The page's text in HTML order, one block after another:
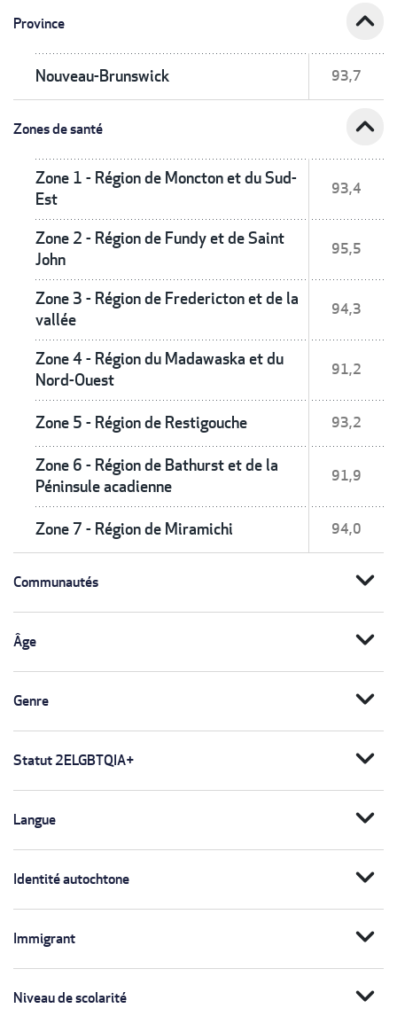
Province expand_less
Nouveau-Brunswick 93,7
Zones de santé expand_less
Zone 1 - Région de Moncton et du Sud-
Est
93,4
Zone 2 - Région de Fundy et de Saint
John
95,5
Zone 3 - Région de Fredericton et de la
vallée
94,3
Zone 4 - Région du Madawaska et du
Nord-Ouest
91,2
Zone 5 - Région de Restigouche 93,2
Zone 6 - Région de Bathurst et de la
Péninsule acadienne
91,9
Zone 7 - Région de Miramichi 94,0
Communautés expand_more
Âge expand_more
Genre expand_more
Statut 2ELGBTQIA+ expand_more
Langue expand_more
Identité autochtone expand_more
Immigrant expand_more
Niveau de scolarité expand_more